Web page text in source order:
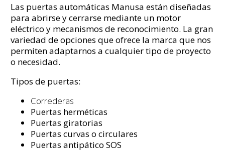
Las puertas automáticas Manusa están diseñadas
para abrirse y cerrarse mediante un motor
eléctrico y mecanismos de reconocimiento. La gran
variedad de opciones que ofrece la marca que nos
permiten adaptarnos a cualquier tipo de proyecto
o necesidad.
Tipos de puertas:
Correderas
Puertas herméticas
Puertas giratorias
Puertas curvas o circulares
Puertas antipático SOS